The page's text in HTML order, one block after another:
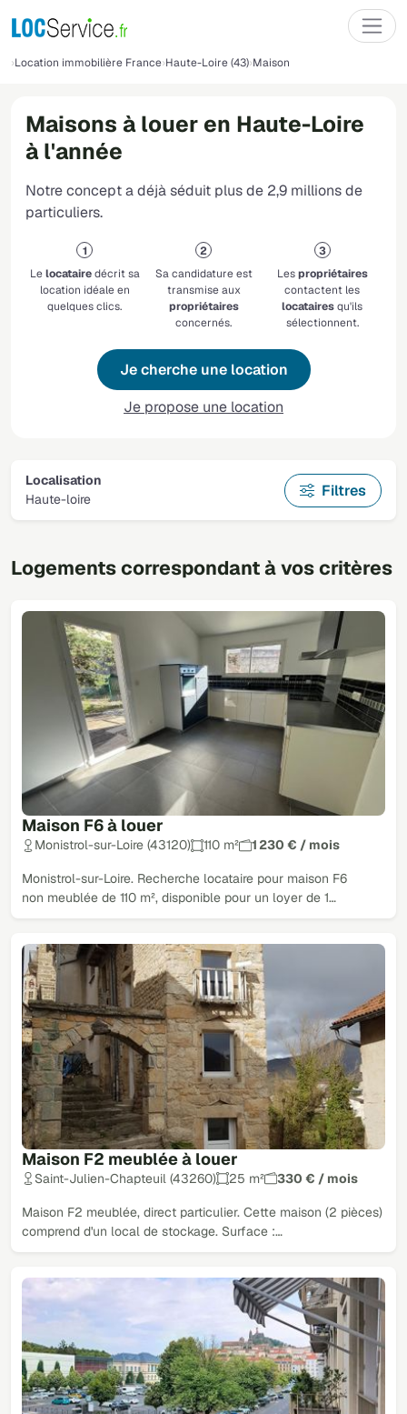
Location immobilière France Haute-Loire (43) Maison
Maisons à louer en Haute-Loire
à l'année
Notre concept a déjà séduit plus de 2,9 millions de
particuliers.
Lelocatairedécrit sa
location idéale en
quelques clics.
Sa candidature est
transmise aux
propriétaires
concernés.
Lespropriétaires
contactent les
locatairesqu'ils
sélectionnent.
Je cherche une location
Je propose une location
Localisation
Haute-loire
Filtres
Logements correspondant à vos critères
Maison F6 à louer
Monistrol-sur-Loire (43120) 110 m² 1 230 € / mois
Monistrol-sur-Loire. Recherche locataire pour maison F6
non meublée de 110 m², disponible pour un loyer de 1…
Maison F2 meublée à louer
Saint-Julien-Chapteuil (43260) 25 m² 330 € / mois
Maison F2 meublée, direct particulier. Cette maison (2 pièces)
comprend d'un local de stockage. Surface :…